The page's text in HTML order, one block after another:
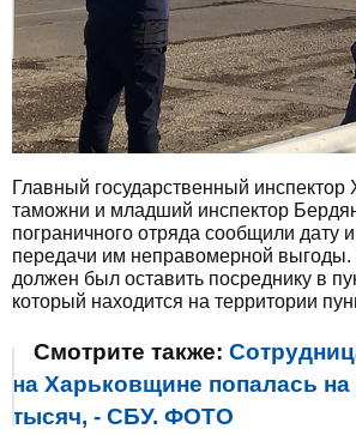
Главный государственный инспектор
таможни и младший инспектор
пограничного отряда сообщили дату
передачи им неправомерной выгоды.
должен был оставить посреднику в
который находится на территории
Смотрите также:
на Харьковщине попалась на
тысяч, - СБУ. ФОТО